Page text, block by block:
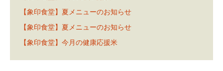
【象印食堂】夏メニューのお知らせ
【象印食堂】夏メニューのお知らせ
【象印食堂】今月の健康応援米